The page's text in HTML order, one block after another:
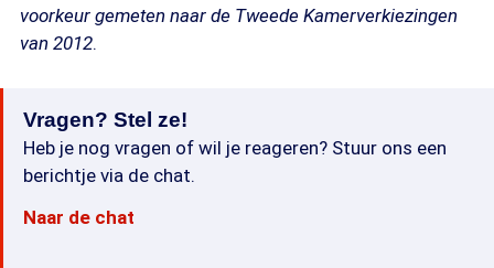
voorkeur gemeten naar de Tweede Kamerverkiezingen
van 2012.
Vragen? Stel ze!
Heb je nog vragen of wil je reageren? Stuur ons een
berichtje via de chat.
Naar de chat